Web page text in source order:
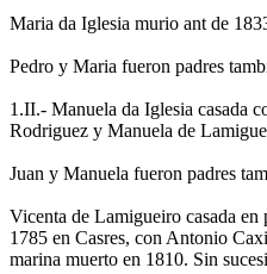
Maria da Iglesia murio ant de
Pedro y Maria fueron padres
1.II.- Manuela da Iglesia casada
Rodriguez y Manuela de
Juan y Manuela fueron padres
Vicenta de Lamigueiro casada
1785 en Casres, con Antonio
marina muerto en 1810. Sin